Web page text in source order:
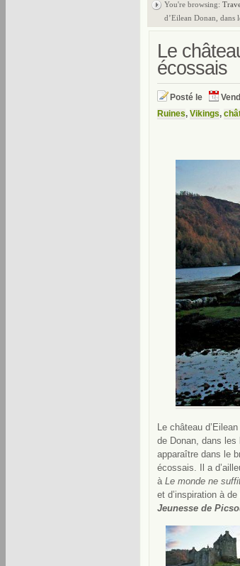
You're browsing:
d’Eilean Donan, dans
Le
écossais
Posté le
Ruines, Vikings,
Le château
de Donan, dans les
apparaître dans le
écossais. Il a
à Le monde ne
et d’inspiration à
Jeunesse de